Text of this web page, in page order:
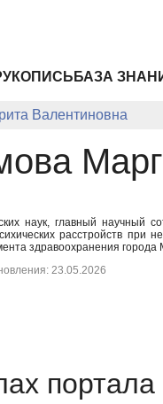
БАЗА
Валентиновна
наук, главный научный
расстройств при
здравоохранения
23.05.2026